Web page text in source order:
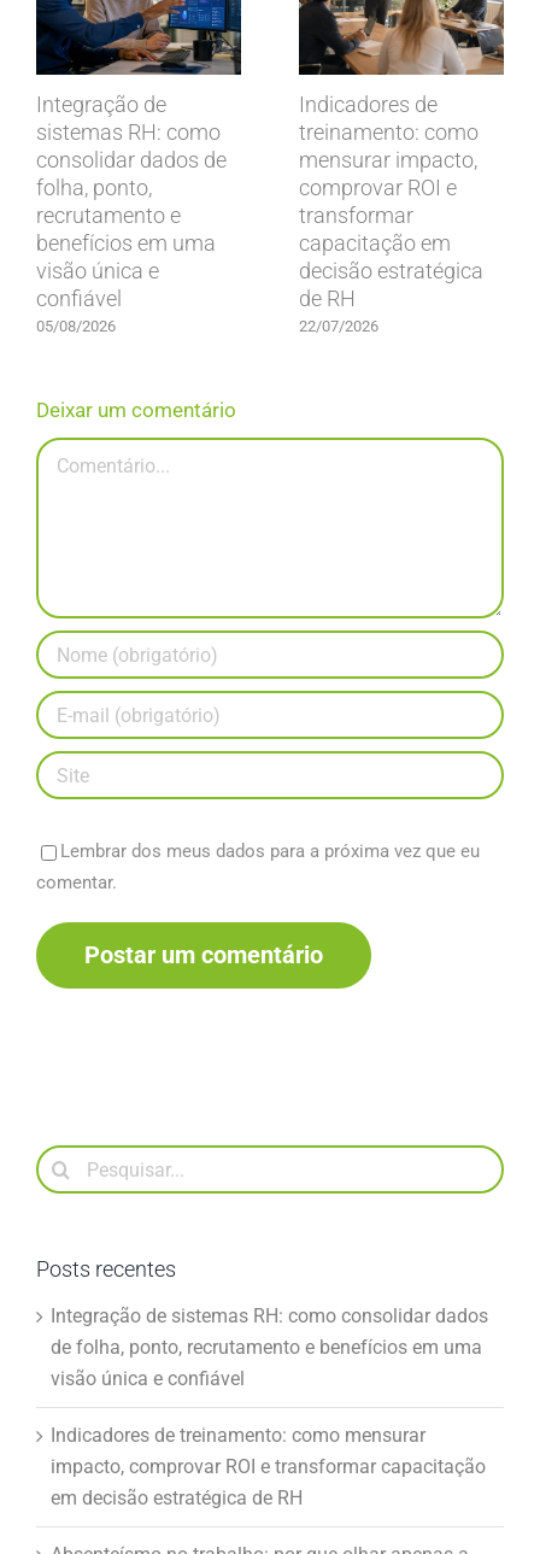
Integração de
sistemas RH: como
consolidar dados de
folha, ponto,
recrutamento e
benefícios em uma
visão única e
confiável
05/08/2026
Indicadores de
treinamento: como
mensurar impacto,
comprovar ROI e
transformar
capacitação em
decisão estratégica
de RH
22/07/2026
Deixar um comentário
Comentário
Lembrar dos meus dados para a próxima vez que eu
comentar.
Buscar
resultados
Posts recentes
Integração de sistemas RH: como consolidar dados
de folha, ponto, recrutamento e benefícios em uma
visão única e confiável
Indicadores de treinamento: como mensurar
impacto, comprovar ROI e transformar capacitação
em decisão estratégica de RH